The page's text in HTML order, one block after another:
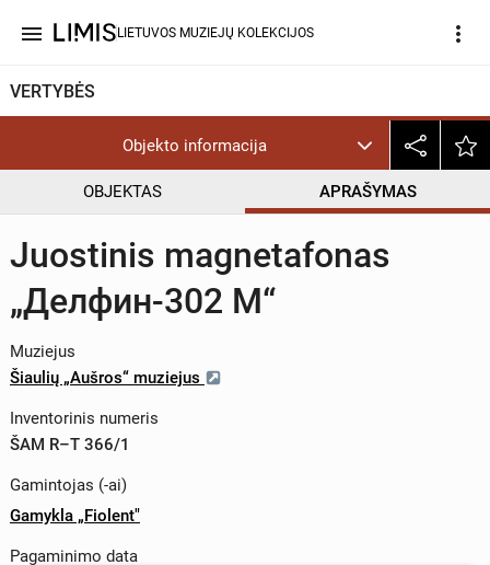
menu LIETUVOS MUZIEJŲ KOLEKCIJOS more_vert
VERTYBĖS
Objekto informacija
OBJEKTAS APRAŠYMAS
Juostinis magnetafonas
„Делфин-302 М“
Muziejus
Šiaulių „Aušros“ muziejus
Inventorinis numeris
ŠAM R–T 366/1
Gamintojas (-ai)
Gamykla „Fiolent"
Pagaminimo data